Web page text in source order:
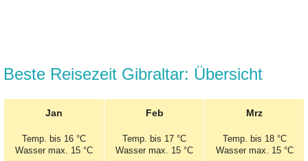
Beste Reisezeit Gibraltar: Übersicht
Jan
Temp. bis 16 °C
Wasser max. 15 °C
Feb
Temp. bis 17 °C
Wasser max. 15 °C
Mrz
Temp. bis 18 °C
Wasser max. 15 °C